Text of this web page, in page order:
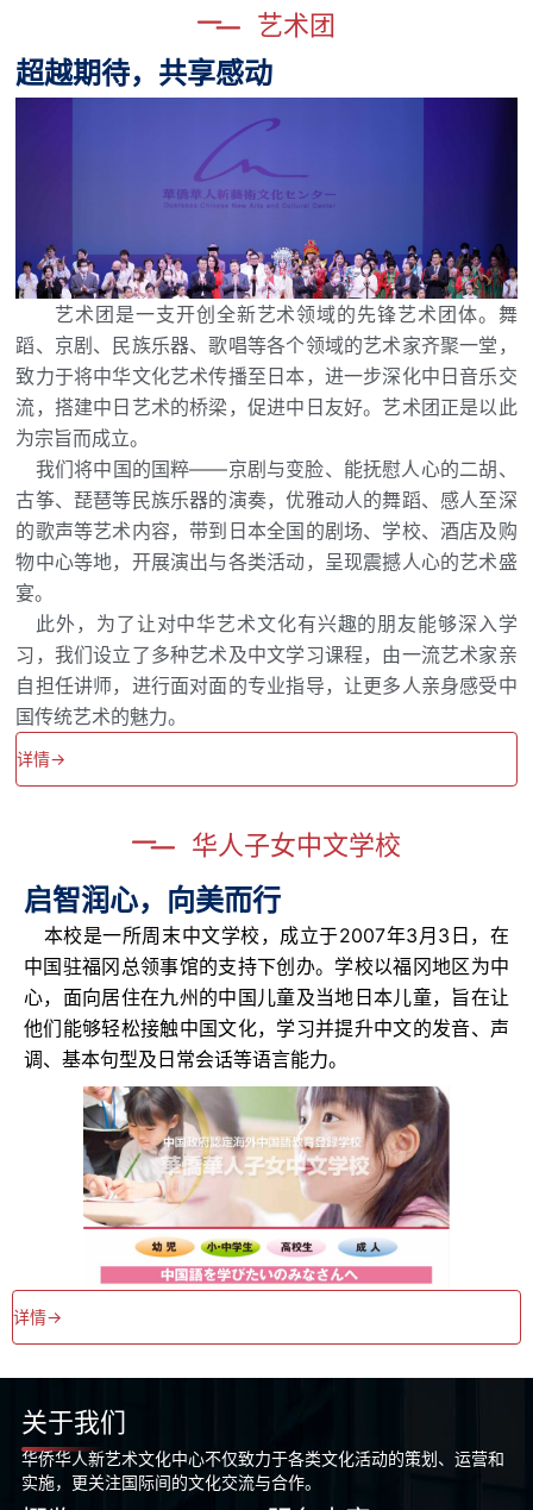
艺术团
超越期待，共享感动
艺术团是一支开创全新艺术领域的先锋艺术团体。舞
蹈、京剧、民族乐器、歌唱等各个领域的艺术家齐聚一堂，
致力于将中华文化艺术传播至日本，进一步深化中日音乐交
流，搭建中日艺术的桥梁，促进中日友好。艺术团正是以此
为宗旨而成立。
我们将中国的国粹——京剧与变脸、能抚慰人心的二胡、
古筝、琵琶等民族乐器的演奏，优雅动人的舞蹈、感人至深
的歌声等艺术内容，带到日本全国的剧场、学校、酒店及购
物中心等地，开展演出与各类活动，呈现震撼人心的艺术盛
宴。
此外，为了让对中华艺术文化有兴趣的朋友能够深入学
习，我们设立了多种艺术及中文学习课程，由一流艺术家亲
自担任讲师，进行面对面的专业指导，让更多人亲身感受中
国传统艺术的魅力。
详情->
华人子女中文学校
启智润心，向美而行
本校是一所周末中文学校，成立于2007年3月3日，在
中国驻福冈总领事馆的支持下创办。学校以福冈地区为中
心，面向居住在九州的中国儿童及当地日本儿童，旨在让
他们能够轻松接触中国文化，学习并提升中文的发音、声
调、基本句型及日常会话等语言能力。
详情->
关于我们
华侨华人新艺术文化中心不仅致力于各类文化活动的策划、运营和
实施，更关注国际间的文化交流与合作。